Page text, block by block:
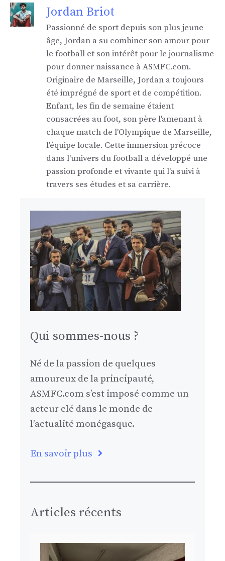
Jordan Briot
Passionné de sport depuis son plus jeune
âge, Jordan a su combiner son amour pour
le football et son intérêt pour le journalisme
pour donner naissance à ASMFC.com.
Originaire de Marseille, Jordan a toujours
été imprégné de sport et de compétition.
Enfant, les fin de semaine étaient
consacrées au foot, son père l'amenant à
chaque match de l'Olympique de Marseille,
l'équipe locale. Cette immersion précoce
dans l'univers du football a développé une
passion profonde et vivante qui l'a suivi à
travers ses études et sa carrière.
Qui sommes-nous ?
Né de la passion de quelques
amoureux de la principauté,
ASMFC.com s’est imposé comme un
acteur clé dans le monde de
l’actualité monégasque.
En savoir plus
Articles récents